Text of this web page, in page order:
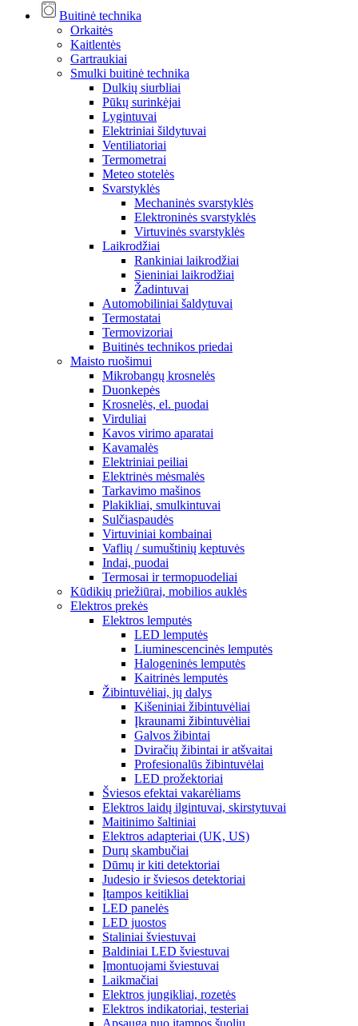
Buitinė technika
Orkaitės
Kaitlentės
Gartraukiai
Smulki buitinė technika
Dulkių siurbliai
Pūkų surinkėjai
Lygintuvai
Elektriniai šildytuvai
Ventiliatoriai
Termometrai
Meteo stotelės
Svarstyklės
Mechaninės svarstyklės
Elektroninės svarstyklės
Virtuvinės svarstyklės
Laikrodžiai
Rankiniai laikrodžiai
Sieniniai laikrodžiai
Žadintuvai
Automobiliniai šaldytuvai
Termostatai
Termovizoriai
Buitinės technikos priedai
Maisto ruošimui
Mikrobangų krosnelės
Duonkepės
Krosnelės, el. puodai
Virduliai
Kavos virimo aparatai
Kavamalės
Elektriniai peiliai
Elektrinės mėsmalės
Tarkavimo mašinos
Plakikliai, smulkintuvai
Sulčiaspaudės
Virtuviniai kombainai
Vaflių / sumuštinių keptuvės
Indai, puodai
Termosai ir termopuodeliai
Kūdikių priežiūrai, mobilios auklės
Elektros prekės
Elektros lemputės
LED lemputės
Liuminescencinės lemputės
Halogeninės lemputės
Kaitrinės lemputės
Žibintuvėliai, jų dalys
Kišeniniai žibintuvėliai
Įkraunami žibintuvėliai
Galvos žibintai
Dviračių žibintai ir atšvaitai
Profesionalūs žibintuvėlai
LED prožektoriai
Šviesos efektai vakarėliams
Elektros laidų ilgintuvai, skirstytuvai
Maitinimo šaltiniai
Elektros adapteriai (UK, US)
Durų skambučiai
Dūmų ir kiti detektoriai
Judesio ir šviesos detektoriai
Įtampos keitikliai
LED panelės
LED juostos
Staliniai šviestuvai
Baldiniai LED šviestuvai
Įmontuojami šviestuvai
Laikmačiai
Elektros jungikliai, rozetės
Elektros indikatoriai, testeriai
Apsauga nuo įtampos šuolių